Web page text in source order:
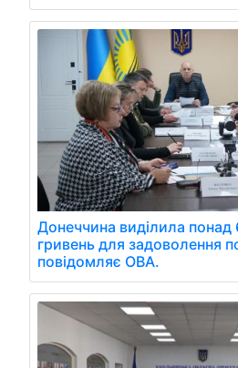
Донеччина виділила понад
гривень для задоволення
повідомляє ОВА.